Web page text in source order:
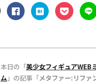
本日の「美少女フィギュアWEB
ム」の記事「メタファー:リファ